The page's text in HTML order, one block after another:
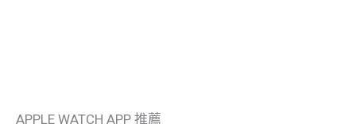
APPLE WATCH APP 推薦